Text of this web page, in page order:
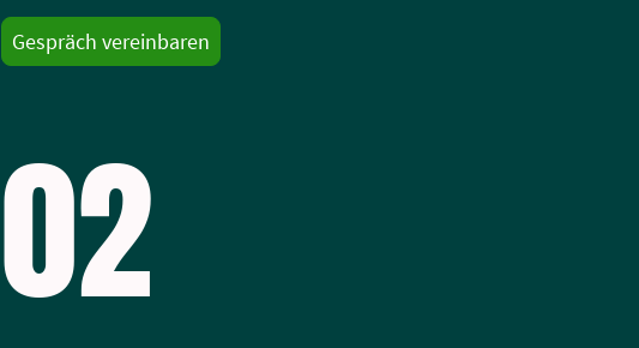
Gespräch vereinbaren
02